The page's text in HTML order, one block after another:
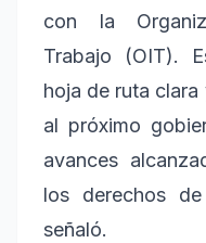
con la
Trabajo (OIT).
hoja de ruta
al próximo
avances
los derechos
señaló.